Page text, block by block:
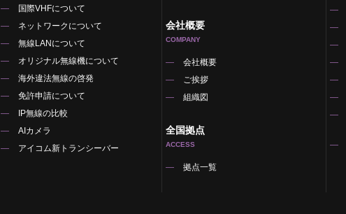
国際VHFについて
ネットワークについて
無線LANについて
オリジナル無線機について
海外違法無線の啓発
免許申請について
IP無線の比較
AIカメラ
アイコム新トランシーバー
会社概要
COMPANY
会社概要
ご挨拶
組織図
全国拠点
ACCESS
拠点一覧